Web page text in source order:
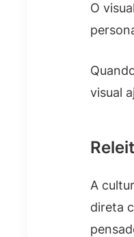
O
visual
A
direta